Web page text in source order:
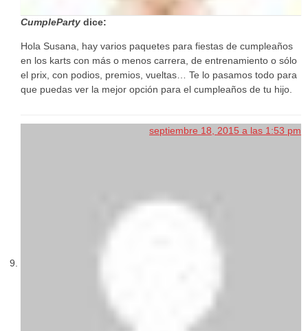
CumpleParty dice:
Hola Susana, hay varios paquetes para fiestas de cumpleaños
en los karts con más o menos carrera, de entrenamiento o sólo
el prix, con podios, premios, vueltas… Te lo pasamos todo para
que puedas ver la mejor opción para el cumpleaños de tu hijo.
septiembre 18, 2015 a las 1:53 pm